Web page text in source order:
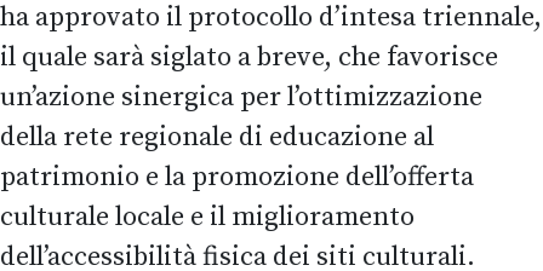
ha approvato il protocollo d’intesa triennale,
il quale sarà siglato a breve, che favorisce
un’azione sinergica per l’ottimizzazione
della rete regionale di educazione al
patrimonio e la promozione dell’offerta
culturale locale e il miglioramento
dell’accessibilità fisica dei siti culturali.